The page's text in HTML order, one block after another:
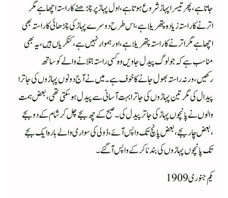
جاتا ہے،پھر تیسرا پہاڑ شروع ہوتا ہے،اول پہاڑ پر چڑھنے کا راستہ اچھا ہے مگر
اترنے کاراستہ زیادہ پتھریلا ہے،اس طرح دوسرے پہاڑ کی چڑھائی کا راستہ بھی
اچھا ہے مگر اترنے کا راستہ پتھریلا ہے،اور ہموار نہیں ہے،کنکریاں ہیں ،یہ بھی
مناسب ہے کہ جو لوگ پیدل جاویں وہ کسی راستہ بتلانے والے کو ساتھ
رکھیں،ورنہ راستہ بھول جانے کاخوف ہے۔میں نے آج دونوں پہاڑوں کی جاترا
پیدال کی مگر تین پہاڑوں کی جاترا بہت آسانی سے پیدل ہوسکتی تھی،بعض ہمت
والوں نے پانچوں پہاڑکی جاتر پیدل کی۔صبح کے چھ بجے چل کر شام کے دو بجے
،بعض چار بجے ،بعض پانچ تک واپس آئے ، ڈولی کی سواری والے بارہ ایک بجے
تک پانچوں پہاڑوں کی بندنا کرکے واپس آگئے۔
یکم جنوری 1909